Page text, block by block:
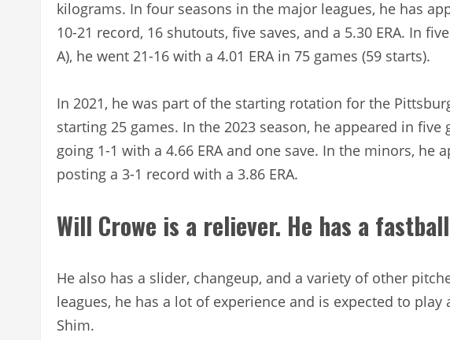
kilograms. In four seasons in the major leagues, he has
10-21 record, 16 shutouts, five saves, and a 5.30 ERA. In
A), he went 21-16 with a 4.01 ERA in 75 games (59 starts).
In 2021, he was part of the starting rotation for the
starting 25 games. In the 2023 season, he appeared in five
going 1-1 with a 4.66 ERA and one save. In the minors, he
posting a 3-1 record with a 3.86 ERA.
Will Crowe is a reliever. He has a
He also has a slider, changeup, and a variety of other
leagues, he has a lot of experience and is expected to
Shim.